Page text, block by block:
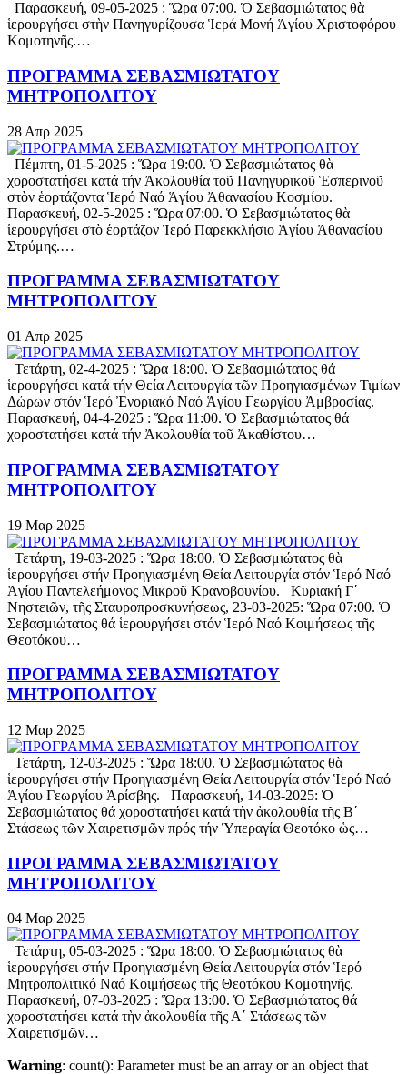
Παρασκευή, 09-05-2025 : Ὥρα 07:00. Ὁ Σεβασμιώτατος θὰ
ἱερουργήσει στὴν Πανηγυρίζουσα Ἱερά Μονή Ἁγίου Χριστοφόρου
Κομοτηνῆς.…
ΠΡΟΓΡΑΜΜΑ ΣΕΒΑΣΜΙΩΤΑΤΟΥ
ΜΗΤΡΟΠΟΛΙΤΟΥ
28 Απρ 2025
Πέμπτη, 01-5-2025 : Ὥρα 19:00. Ὁ Σεβασμιώτατος θὰ
χοροστατήσει κατά τήν Ἀκολουθία τοῦ Πανηγυρικοῦ Ἑσπερινοῦ
στὸν ἑορτάζοντα Ἱερό Ναό Ἁγίου Ἀθανασίου Κοσμίου.
Παρασκευή, 02-5-2025 : Ὥρα 07:00. Ὁ Σεβασμιώτατος θὰ
ἱερουργήσει στὸ ἑορτάζον Ἱερό Παρεκκλήσιο Ἁγίου Ἀθανασίου
Στρύμης.…
ΠΡΟΓΡΑΜΜΑ ΣΕΒΑΣΜΙΩΤΑΤΟΥ
ΜΗΤΡΟΠΟΛΙΤΟΥ
01 Απρ 2025
Τετάρτη, 02-4-2025 : Ὥρα 18:00. Ὁ Σεβασμιώτατος θά
ἱερουργήσει κατά τήν Θεία Λειτουργία τῶν Προηγιασμένων Τιμίων
Δώρων στόν Ἱερό Ἐνοριακό Ναό Ἁγίου Γεωργίου Ἀμβροσίας.
Παρασκευή, 04-4-2025 : Ὥρα 11:00. Ὁ Σεβασμιώτατος θά
χοροστατήσει κατά τήν Ἀκολουθία τοῦ Ἀκαθίστου…
ΠΡΟΓΡΑΜΜΑ ΣΕΒΑΣΜΙΩΤΑΤΟΥ
ΜΗΤΡΟΠΟΛΙΤΟΥ
19 Μαρ 2025
Τετάρτη, 19-03-2025 : Ὥρα 18:00. Ὁ Σεβασμιώτατος θὰ
ἱερουργήσει στήν Προηγιασμένη Θεία Λειτουργία στόν Ἱερό Ναό
Ἁγίου Παντελεήμονος Μικροῦ Κρανοβουνίου. Κυριακή Γ΄
Νηστειῶν, τῆς Σταυροπροσκυνήσεως, 23-03-2025: Ὥρα 07:00. Ὁ
Σεβασμιώτατος θά ἱερουργήσει στόν Ἱερό Ναό Κοιμήσεως τῆς
Θεοτόκου…
ΠΡΟΓΡΑΜΜΑ ΣΕΒΑΣΜΙΩΤΑΤΟΥ
ΜΗΤΡΟΠΟΛΙΤΟΥ
12 Μαρ 2025
Τετάρτη, 12-03-2025 : Ὥρα 18:00. Ὁ Σεβασμιώτατος θὰ
ἱερουργήσει στήν Προηγιασμένη Θεία Λειτουργία στόν Ἱερό Ναό
Ἁγίου Γεωργίου Ἀρίσβης. Παρασκευή, 14-03-2025: Ὁ
Σεβασμιώτατος θά χοροστατήσει κατά τὴν ἀκολουθία τῆς Β΄
Στάσεως τῶν Χαιρετισμῶν πρός τήν Ὑπεραγία Θεοτόκο ὡς…
ΠΡΟΓΡΑΜΜΑ ΣΕΒΑΣΜΙΩΤΑΤΟΥ
ΜΗΤΡΟΠΟΛΙΤΟΥ
04 Μαρ 2025
Τετάρτη, 05-03-2025 : Ὥρα 18:00. Ὁ Σεβασμιώτατος θὰ
ἱερουργήσει στήν Προηγιασμένη Θεία Λειτουργία στόν Ἱερό
Μητροπολιτικό Ναό Κοιμήσεως τῆς Θεοτόκου Κομοτηνῆς.
Παρασκευή, 07-03-2025 : Ὥρα 13:00. Ὁ Σεβασμιώτατος θά
χοροστατήσει κατά τὴν ἀκολουθία τῆς Α΄ Στάσεως τῶν
Χαιρετισμῶν…
Warning: count(): Parameter must be an array or an object that